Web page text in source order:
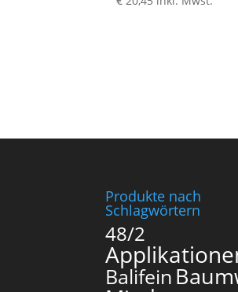
Produkte nach
Schlagwörtern
48/2
Balifein